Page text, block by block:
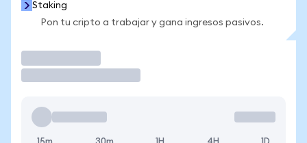
Staking
Pon tu cripto a trabajar y gana ingresos pasivos.